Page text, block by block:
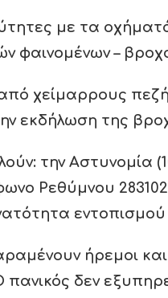
με τα
φαινομένων –
χείμαρρους
εκδήλωση της
την Αστυνομία
Ρεθύμνου
ήρεμοι και
δεν